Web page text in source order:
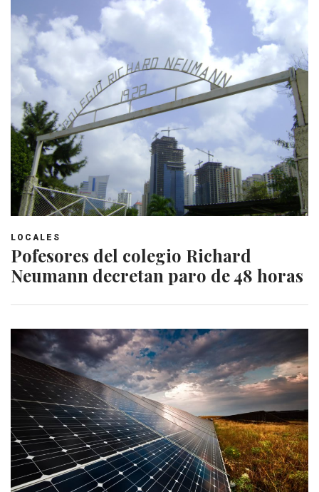
LOCALES
Pofesores del colegio Richard
Neumann decretan paro de 48 horas